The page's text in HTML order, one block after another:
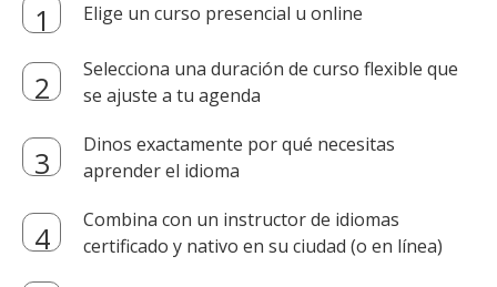
Elige un curso presencial u online
Selecciona una duración de curso flexible que
se ajuste a tu agenda
Dinos exactamente por qué necesitas
aprender el idioma
Combina con un instructor de idiomas
certificado y nativo en su ciudad (o en línea)